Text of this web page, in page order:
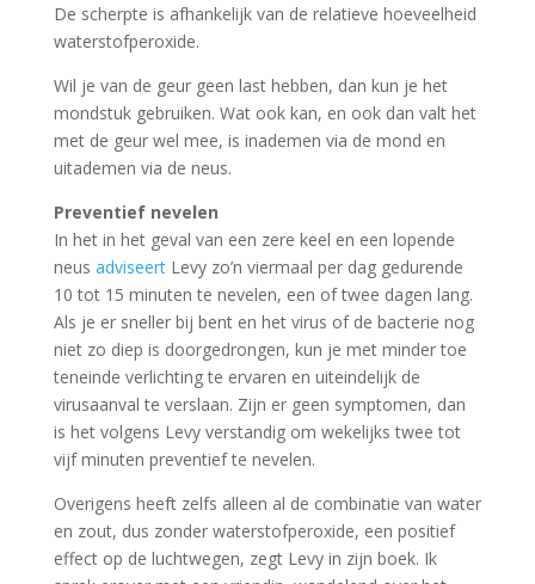
De scherpte is afhankelijk van de relatieve hoeveelheid
waterstofperoxide.
Wil je van de geur geen last hebben, dan kun je het
mondstuk gebruiken. Wat ook kan, en ook dan valt het
met de geur wel mee, is inademen via de mond en
uitademen via de neus.
Preventief nevelen
In het in het geval van een zere keel en een lopende
neus adviseertLevy zo’n viermaal per dag gedurende
10 tot 15 minuten te nevelen, een of twee dagen lang.
Als je er sneller bij bent en het virus of de bacterie nog
niet zo diep is doorgedrongen, kun je met minder toe
teneinde verlichting te ervaren en uiteindelijk de
virusaanval te verslaan. Zijn er geen symptomen, dan
is het volgens Levy verstandig om wekelijks twee tot
vijf minuten preventief te nevelen.
Overigens heeft zelfs alleen al de combinatie van water
en zout, dus zonder waterstofperoxide, een positief
effect op de luchtwegen, zegt Levy in zijn boek. Ik